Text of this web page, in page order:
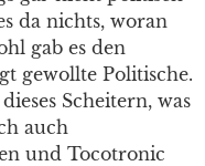
da nichts, woran
gab es den
gewollte Politische.
Scheitern, was
auch
und Tocotronic